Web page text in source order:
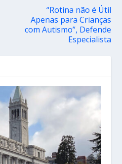
“Rotina não é Útil
Apenas para Crianças
com Autismo”, Defende
Especialista